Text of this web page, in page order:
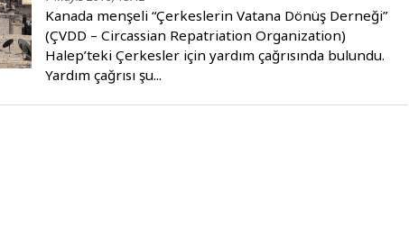
Kanada menşeli “Çerkeslerin Vatana Dönüş Derneği”
(ÇVDD – Circassian Repatriation Organization)
Halep’teki Çerkesler için yardım çağrısında bulundu.
Yardım çağrısı şu...